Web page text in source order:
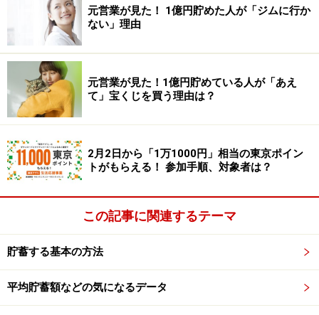
・「家計」について、 アンケート（2026/8/31まで） を実施
中です！
※抽選で20名にAmazonギフト券1000円分プレゼント
※謝礼付きの限定アンケートやモニター企画に参加が可能に
なります
元営業が見た！ 1億円貯めた人が「ジムに行か
ない」理由
元営業が見た！1億円貯めている人が「あえ
て」宝くじを買う理由は？
2月2日から「1万1000円」相当の東京ポイン
トがもらえる！ 参加手順、対象者は？
この記事に関連するテーマ
貯蓄する基本の方法
平均貯蓄額などの気になるデータ